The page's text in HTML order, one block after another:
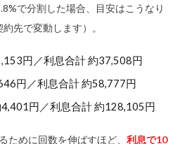
で分割した場合、目安はこうなり
先で変動します）。
円／利息合計 約37,508円
円／利息合計 約58,777円
4,401円／利息合計 約128,105円
ために回数を伸ばすほど、 利息で10